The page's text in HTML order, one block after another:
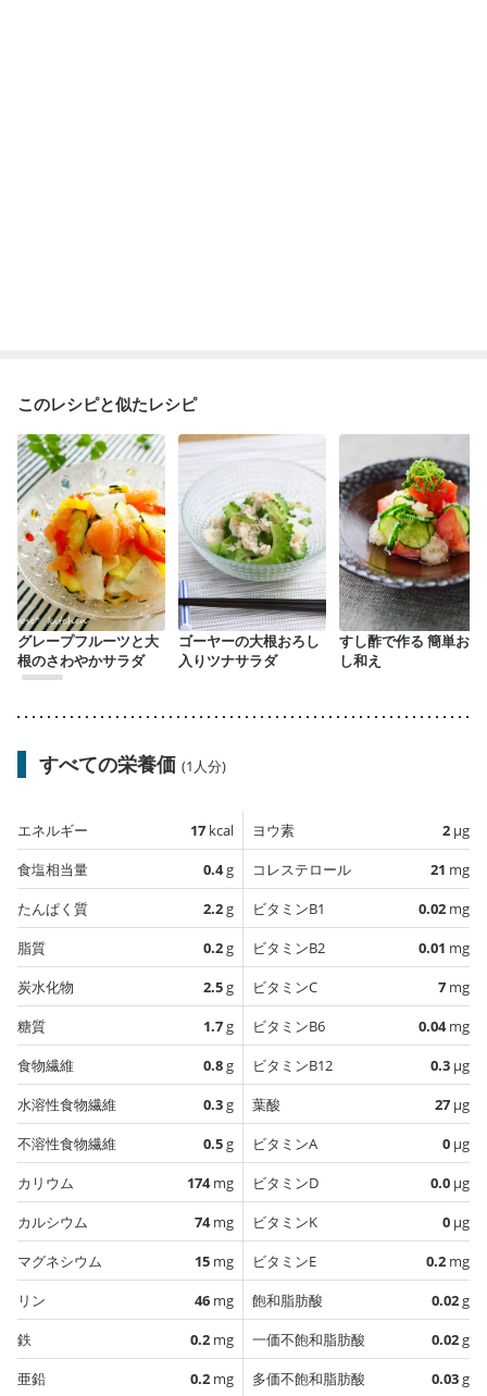
このレシピと似たレシピ
グレープフルーツと大
根のさわやかサラダ
ゴーヤーの大根おろし
入りツナサラダ
すし酢で作る 簡単おろ
し和え
すべての栄養価 (1人分)
エネルギー 17 kcal
食塩相当量
0.4g
たんぱく質
2.2g
脂質
0.2g
炭水化物
2.5g
糖質
1.7g
食物繊維
0.8g
水溶性食物繊維
0.3g
不溶性食物繊維
0.5g
カリウム
174mg
カルシウム
74mg
マグネシウム
15 mg
リン
46 mg
鉄
0.2 mg
亜鉛
0.2 mg
ヨウ素 2 µg
コレステロール
21 mg
ビタミンB1
0.02 mg
ビタミンB2
0.01 mg
ビタミンC
7 mg
ビタミンB6
0.04mg
ビタミンB12
0.3 µg
葉酸
27 µg
ビタミンA
0 µg
ビタミンD
0.0 µg
ビタミンK
0 µg
ビタミンE
0.2 mg
飽和脂肪酸
0.02g
一価不飽和脂肪酸
0.02g
多価不飽和脂肪酸
0.03g